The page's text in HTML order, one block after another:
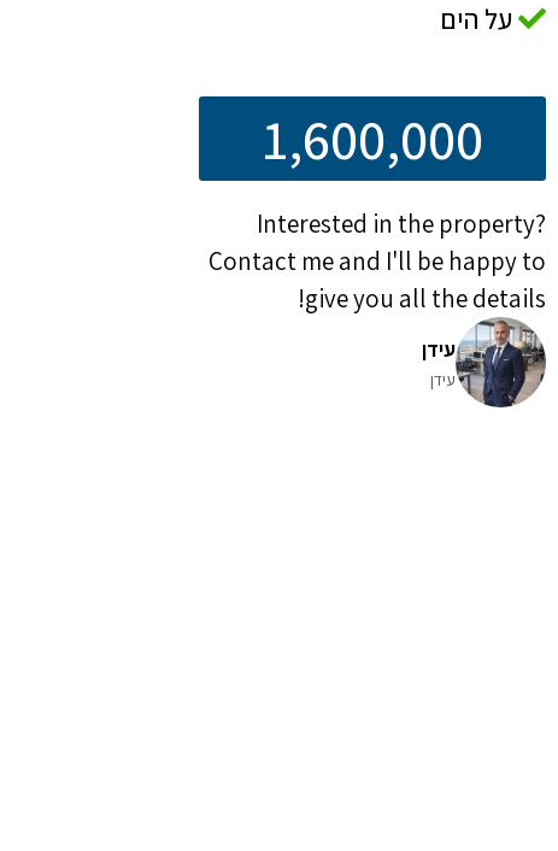
על הים
1,600,000
Interested in the property?
Contact me and I'll be happy to
give you all the details!
עידן
עידן